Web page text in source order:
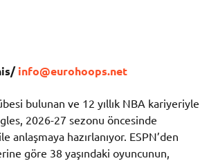
info@eurohoops.net
bulunan ve 12 yıllık NBA kariyeriyle
, 2026-27 sezonu öncesinde
ile anlaşmaya hazırlanıyor. ESPN’den
göre 38 yaşındaki oyuncunun,